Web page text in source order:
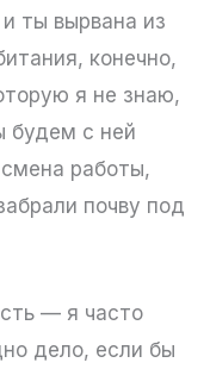
ты вырвана из
конечно,
я не знаю,
будем с ней
работы,
почву под
— я часто
дело, если бы